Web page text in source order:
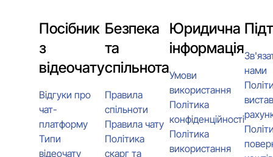
Посібник
з
відеочату
Відгуки про
чат-
платформу
Типи
відеочату
Безпека
та
спільнота
Правила
спільноти
Правила чату
Політика
скарг та
Юридична
інформація
Умови
використання
Політика
конфіденційності
Політика
використання
нами